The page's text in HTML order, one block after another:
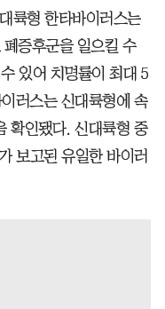
륙형 한타바이러스는
증후군을 일으킬 수
있어 치명률이 최대 5
러스는 신대륙형에 속
확인됐다. 신대륙형 중
보고된 유일한 바이러